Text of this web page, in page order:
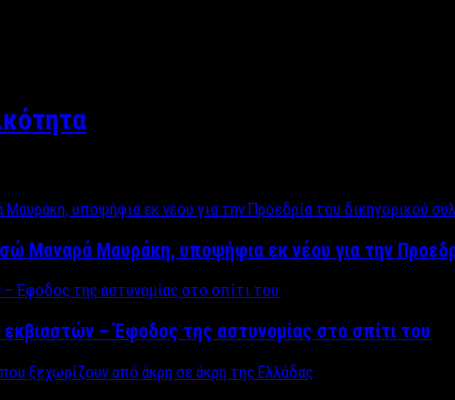
Μαναρά Μαυράκη, υποψήφια εκ νέου για την
– Έφοδος της αστυνομίας στο σπίτι του